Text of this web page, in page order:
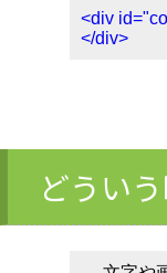
<div
</div>
どうい